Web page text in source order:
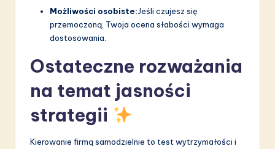
Możliwości osobiste:Jeśli czujesz się
przemoczoną, Twoja ocena słabości wymaga
dostosowania.
Ostateczne rozważania
na temat jasności
strategii
Kierowanie firmą samodzielnie to test wytrzymałości i